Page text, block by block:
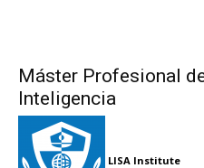
Máster Profesional
Inteligencia
LISA Institute